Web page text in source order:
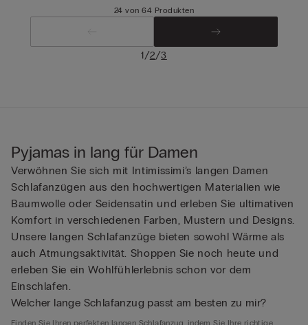
24 von 64 Produkten
1/2/3
Pyjamas in lang für Damen
Verwöhnen Sie sich mit Intimissimi’s langen Damen
Schlafanzügen aus den hochwertigen Materialien wie
Baumwolle oder Seidensatin und erleben Sie ultimativen
Komfort in verschiedenen Farben, Mustern und Designs.
Unsere langen Schlafanzüge bieten sowohl Wärme als
auch Atmungsaktivität. Shoppen Sie noch heute und
erleben Sie ein Wohlfühlerlebnis schon vor dem
Einschlafen.
Welcher lange Schlafanzug passt am besten zu mir?